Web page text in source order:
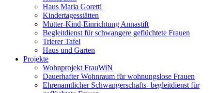
Haus Maria Goretti
Kindertagesstätten
Mutter-Kind-Einrichtung Annastift
Begleitdienst für schwangere geflüchtete Frauen
Trierer Tafel
Haus und Garten
Projekte
Wohnprojekt FrauWiN
Dauerhafter Wohnraum für wohnungslose Frauen
Ehrenamtlicher Schwangerschafts- begleitdienst für